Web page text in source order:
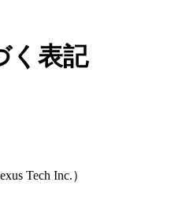
く表記
Tech Inc.）